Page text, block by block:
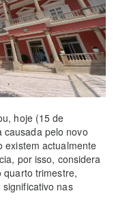
hoje (15 de
causada pelo novo
existem actualmente
por isso, considera
quarto trimestre,
nas